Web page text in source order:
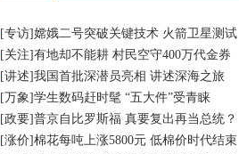
[专访]嫦娥二号突破关键技术 火箭卫星测试
[关注]有地却不能耕 村民空守400万代金券
[讲述]我国首批深潜员亮相 讲述深海之旅
[万象]学生数码赶时髦 “五大件”受青睐
[政要]普京自比罗斯福 真要复出再当总统？
[涨价]棉花每吨上涨5800元 低棉价时代结束